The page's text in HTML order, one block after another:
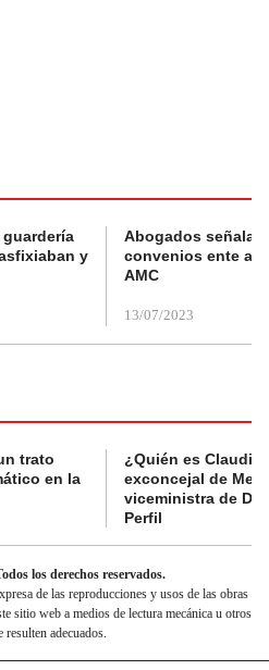
y
Abogados
convenios ente
AMC
13/07/2023
trato
en la
¿Quién es Claudia
exconcejal de
viceministra de
Perfil
los derechos reservados.
de las reproducciones y usos de las obras
sitio web a medios de lectura mecánica u otros
resulten adecuados.